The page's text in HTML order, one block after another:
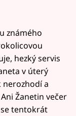
známého
hezký servis
v úterý
nerozhodí a
Žanetin večer
tentokrát